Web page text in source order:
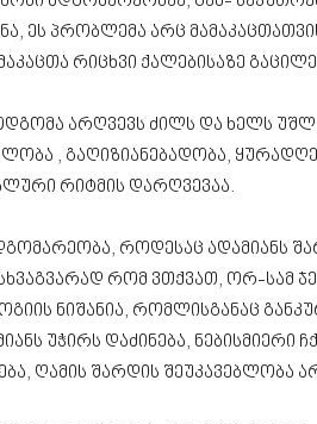
ეს პრობლემა არც
რიცხვი ქალებისაზე
არღვევს ძილს და ხელს
, გაღიზიანებადობა,
რიტმის დარღვევაა.
როდესაც ადამიანს
რომ ვთქვათ, ორ-სამ
ნიშანია, რომლისგანაც
უჭირს დაძინება, ნებისმიერი
ღამის შარდის შეუკავებლობა